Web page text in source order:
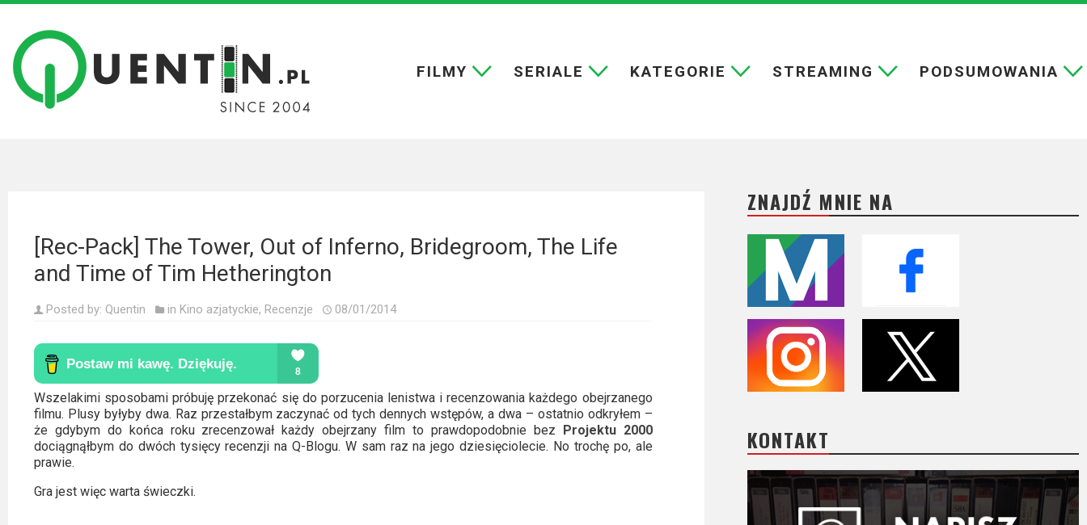
Filmy
Wszystkie
Seriale
Wszystkie
recenzje
Kategorie
Bollywood
&
s-
ka
FILMY SERIALE KATEGORIE STREAMING PODSUMOWANIA
[Rec-Pack] The Tower, Out of Inferno, Bridegroom, The Life
and Time of Tim Hetherington
Posted by: Quentin in Kino azjatyckie, Recenzje 08/01/2014
Wszelakimi sposobami próbuję przekonać się do porzucenia lenistwa i recenzowania każdego obejrzanego
filmu. Plusy byłyby dwa. Raz przestałbym zaczynać od tych dennych wstępów, a dwa – ostatnio odkryłem –
że gdybym do końca roku zrecenzował każdy obejrzany film to prawdopodobnie bez Projektu 2000
dociągnąłbym do dwóch tysięcy recenzji na Q-Blogu. W sam raz na jego dziesięciolecie. No trochę po, ale
prawie.
Gra jest więc warta świeczki.
ZNAJDŹ MNIE NA
KONTAKT